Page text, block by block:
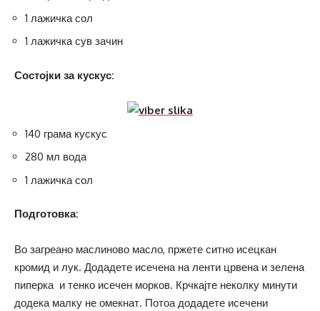
1 лажичка сол
1 лажичка сув зачин
Состојки за кускус:
140 грама кускус
280 мл вода
1 лажичка сол
Подготовка:
Во загреано маслиново масло, пржете ситно исецкан
кромид и лук. Додадете исечена на ленти црвена и зелена
пиперка и тенко исечен морков. Крчкајте неколку минути
додека малку не омекнат. Потоа додадете исечени